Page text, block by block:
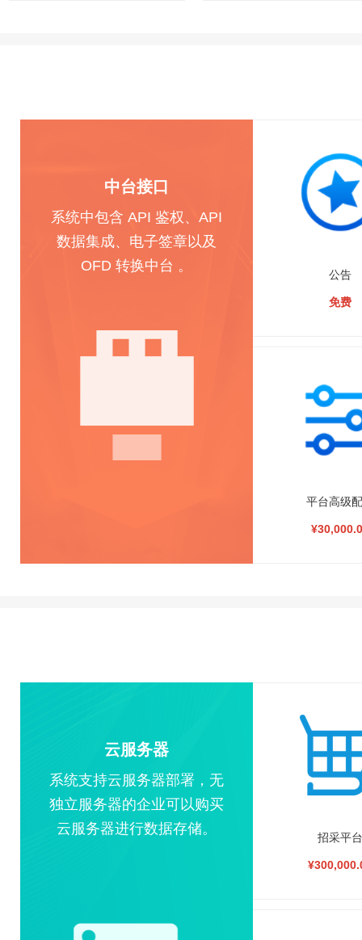
中台接口
系统中包含 API 鉴权、API
数据集成、电子签章以及
OFD 转换中台 。
公告
免费
平台高级
云服务器
系统支持云服务器部署，无
独立服务器的企业可以购买
云服务器进行数据存储。
招采平台